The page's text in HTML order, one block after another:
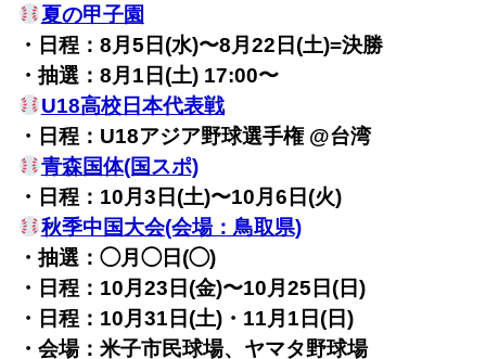
夏の甲子園
・日程：8月5日(水)〜8月22日(土)=決勝
・抽選：8月1日(土) 17:00〜
U18高校日本代表戦
・日程：U18アジア野球選手権 @台湾
青森国体(国スポ)
・日程：10月3日(土)〜10月6日(火)
秋季中国大会(会場：鳥取県)
・抽選：◯月◯日(◯)
・日程：10月23日(金)〜10月25日(日)
・日程：10月31日(土)・11月1日(日)
・会場：米子市民球場、ヤマタ野球場